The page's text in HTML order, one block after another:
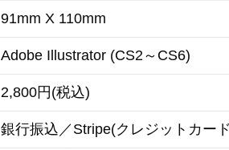
91mm X 110mm
Adobe Illustrator (CS2～CS6)
2,800円(税込)
銀行振込／Stripe(クレジットカー